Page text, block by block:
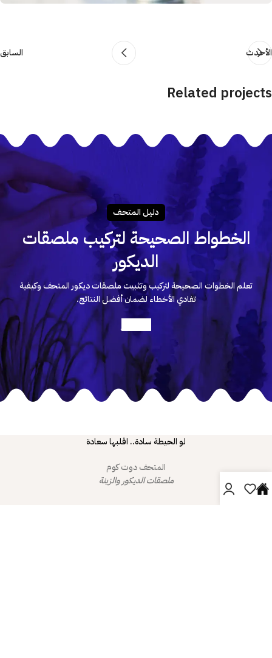
الأحدث السابق
Related projects
Furniture
A lacus bibendum pulvinar
دليـل المتحـف
الخطواط الصحيحة لتركيب ملصقات
الديكور
تعلم الخطوات الصحيحة لتركيب وتثبيت ملصقات ديكور المتحف وكيفية
تفادي الأخطاء لضمان أفضل النتائج.
لو الحيطة سادة.. اقلبها سعادة
المتحف دوت كوم
ملصقات الديكور والزينة